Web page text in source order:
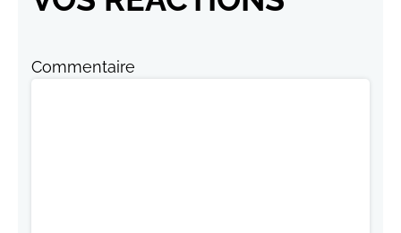
Commentaire